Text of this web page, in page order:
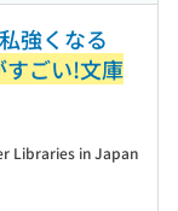
強くなる
すごい!文庫
Libraries in Japan